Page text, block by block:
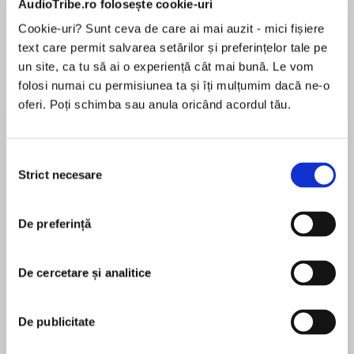
AudioTribe.ro folosește cookie-uri
Cookie-uri? Sunt ceva de care ai mai auzit - mici fișiere
text care permit salvarea setărilor și preferințelor tale pe
un site, ca tu să ai o experiență cât mai bună. Le vom
folosi numai cu permisiunea ta și îți mulțumim dacă ne-o
oferi. Poți schimba sau anula oricând acordul tău.
consimțământului
Strict necesare
De preferință
De cercetare și analitice
De publicitate
Desprecarte
Strong enough to protect her. Bold enough to
love her.
"Striker" Jennings's latest assignment, she
knows she's in trouble. And not just because
underworld criminal. The reformed bad boy's
threats against her increase, Margo isn't sure
targeting her, or the far too alluring protector
tempting her to let loose.
pentru această carte
Brenda Jackson is a New York Times bestselling